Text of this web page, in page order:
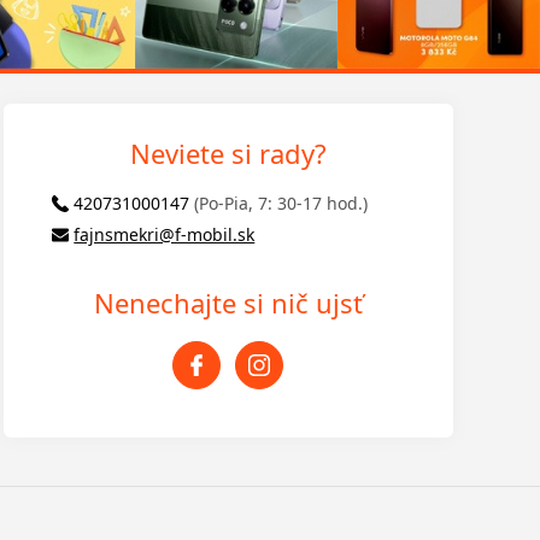
Neviete si rady?
420731000147 (Po-Pia, 7: 30-17 hod.)
fajnsmekri@f-mobil.sk
Nenechajte si nič ujsť